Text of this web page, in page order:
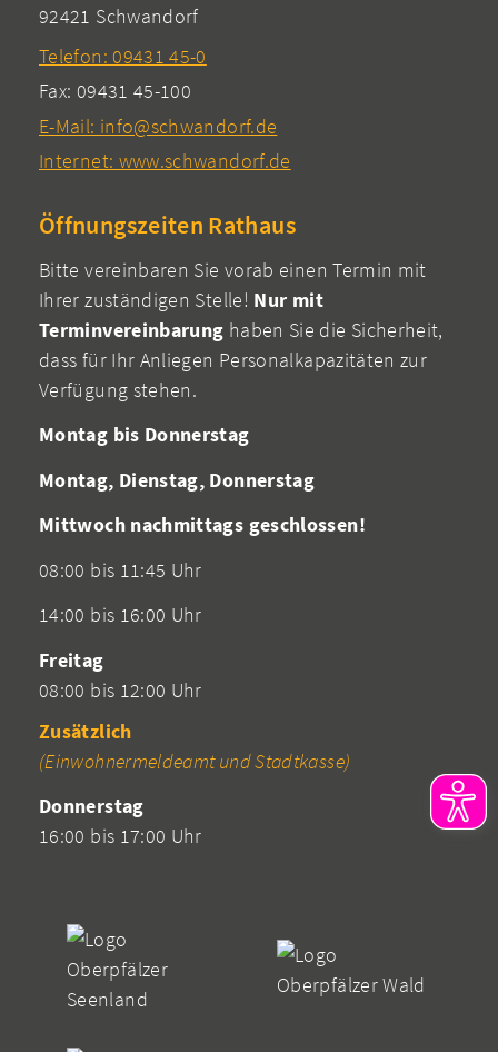
92421 Schwandorf
Telefon: 09431 45-0
Fax: 09431 45-100
E-Mail: info@schwandorf.de
Internet: www.schwandorf.de
Öffnungszeiten Rathaus
Bitte vereinbaren Sie vorab einen Termin mit
Ihrer zuständigen Stelle! Nur mit
Terminvereinbarung haben Sie die Sicherheit,
dass für Ihr Anliegen Personalkapazitäten zur
Verfügung stehen.
Montag bis Donnerstag
Montag, Dienstag, Donnerstag
Mittwoch nachmittags geschlossen!
08:00 bis 11:45 Uhr
14:00 bis 16:00 Uhr
Freitag
08:00 bis 12:00 Uhr
Zusätzlich
(Einwohnermeldeamt und Stadtkasse)
Donnerstag
16:00 bis 17:00 Uhr